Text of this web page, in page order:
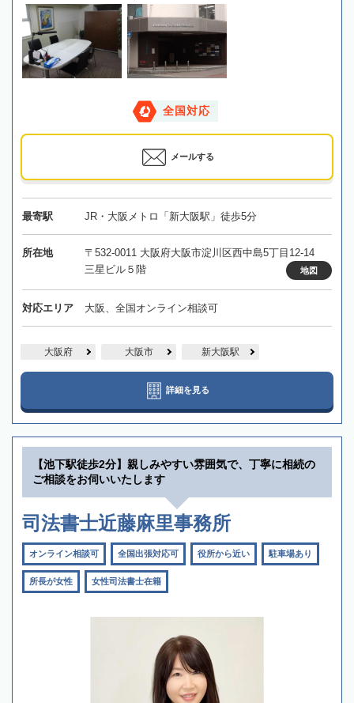
全国対応
メールする
最寄駅 JR・大阪メトロ「新大阪駅」徒歩5分
所在地
〒532-0011 大阪府大阪市淀川区西中島5丁目12-14
三星ビル５階
地図
対応エリア 大阪、全国オンライン相談可
大阪府 大阪市 新大阪駅
詳細を見る
【池下駅徒歩2分】親しみやすい雰囲気で、丁寧に相続の
ご相談をお伺いいたします
司法書士近藤麻里事務所
オンライン相談可 全国出張対応可 役所から近い 駐車場あり
所長が女性 女性司法書士在籍